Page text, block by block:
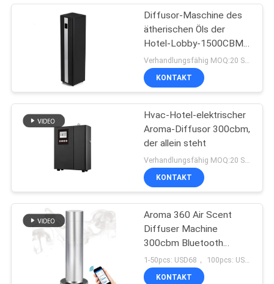
Diffusor-Maschine des
ätherischen Öls der
Hotel-Lobby-1500CBM
22W 500ml
Verhandlungsfähig MOQ:20 Stücke
KONTAKT
Hvac-Hotel-elektrischer
Aroma-Diffusor 300cbm,
der allein steht
KONTAKT
Aroma 360 Air Scent
Diffuser Machine
300cbm Bluetooth
Mobile App-Steuerung
KONTAKT